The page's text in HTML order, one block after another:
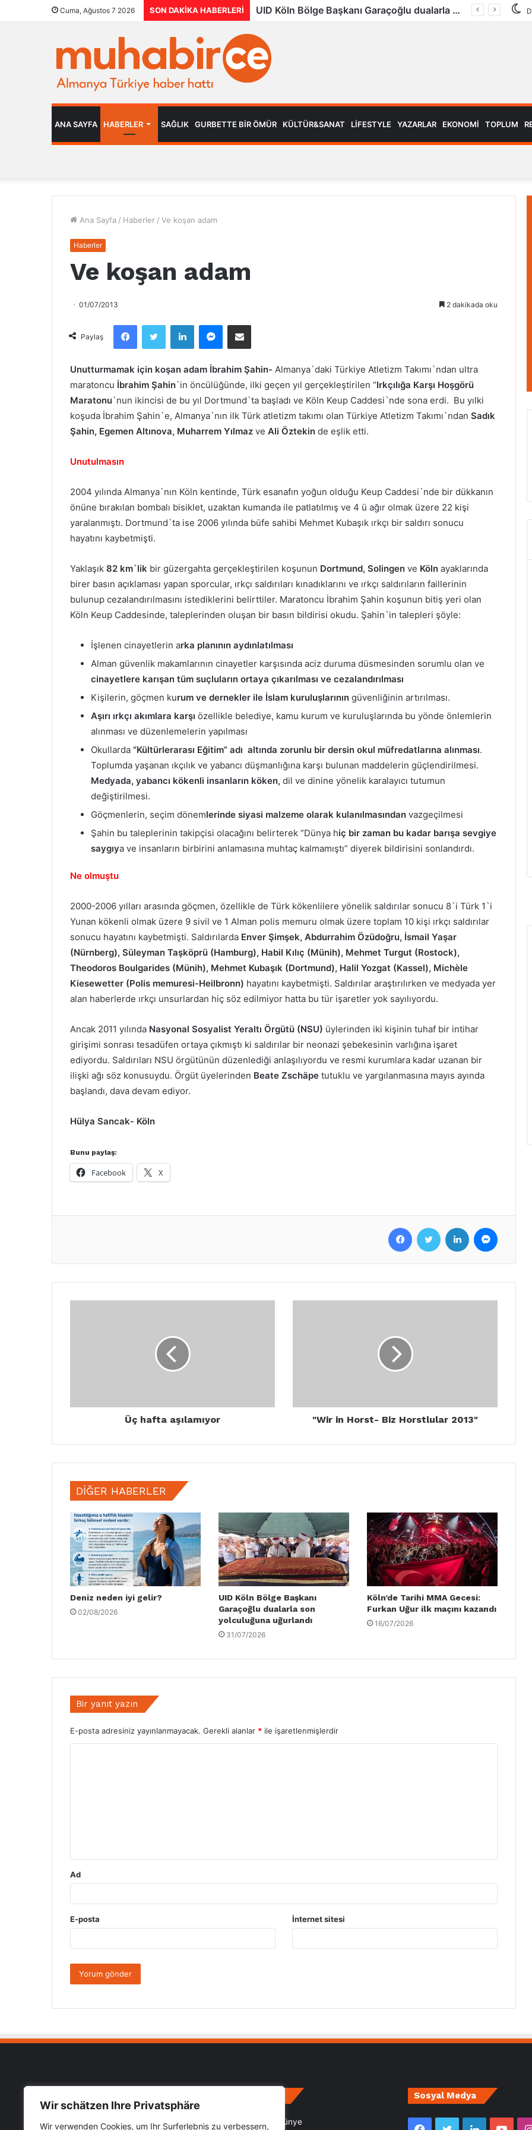
Wir schätzen Ihre Privatsphäre
Wir verwenden Cookies, um Ihr Surferlebnis zu verbessern,
Cuma, Ağustos 7 2026 SON DAKIKA HABERLERI UID Köln Bölge Başkanı Garaçoğlu dualarla son yolculuğuna uğurlandı
ANA SAYFA HABERLER SAĞLIK GURBETTE BIR ÖMÜR KÜLTÜR&SANAT LIFESTYLE YAZARLAR EKONOMI TOPLUM
Ana Sayfa / Haberler / Ve koşan adam
Haberler
Ve koşan adam
01/07/2013 2 dakikada oku
Paylaş
Unutturmamak için koşan adam İbrahim Şahin- Almanya`daki Türkiye Atletizm Takımı`ndan ultra
maratoncu İbrahim Şahin`in öncülüğünde, ilki geçen yıl gerçekleştirilen “Irkçılığa Karşı Hoşgörü
Maratonu`nun ikincisi de bu yıl Dortmund`ta başladı ve Köln Keup Caddesi`nde sona erdi. Bu yılki
koşuda İbrahim Şahin`e, Almanya`nın ilk Türk atletizm takımı olan Türkiye Atletizm Takımı`ndan Sadık
Şahin, Egemen Altınova, Muharrem Yılmaz ve Ali Öztekin de eşlik etti.
Unutulmasın
2004 yılında Almanya`nın Köln kentinde, Türk esanafın yoğun olduğu Keup Caddesi`nde bir dükkanın
önüne bırakılan bombalı bisiklet, uzaktan kumanda ile patlatılmış ve 4 ü ağır olmak üzere 22 kişi
yaralanmıştı. Dortmund`ta ise 2006 yılında büfe sahibi Mehmet Kubaşık ırkçı bir saldırı sonucu
hayatını kaybetmişti.
Yaklaşık 82 km`lik bir güzergahta gerçekleştirilen koşunun Dortmund, Solingen ve Köln ayaklarında
birer basın açıklaması yapan sporcular, ırkçı saldırıları kınadıklarını ve ırkçı saldırıların faillerinin
bulunup cezalandırılmasını istediklerini belirttiler. Maratoncu İbrahim Şahin koşunun bitiş yeri olan
Köln Keup Caddesinde, taleplerinden oluşan bir basın bildirisi okudu. Şahin`in talepleri şöyle:
İşlenen cinayetlerin arka planının aydınlatılması
Alman güvenlik makamlarının cinayetler karşısında aciz duruma düsmesinden sorumlu olan ve
cinayetlere karışan tüm suçluların ortaya çıkarılması ve cezalandırılması
Kişilerin, göçmen kurum ve dernekler ile İslam kuruluşlarının güvenliğinin artırılması.
Aşırı ırkçı akımlara karşı özellikle belediye, kamu kurum ve kuruluşlarında bu yönde önlemlerin
alınması ve düzenlemelerin yapılması
Okullarda “Kültürlerarası Eğitim” adı altında zorunlu bir dersin okul müfredatlarına alınması.
Toplumda yaşanan ıkçılık ve yabancı düşmanlığına karşı bulunan maddelerin güçlendirilmesi.
Medyada, yabancı kökenli insanların köken, dil ve dinine yönelik karalayıcı tutumun
değiştirilmesi.
Göçmenlerin, seçim dönemlerinde siyasi malzeme olarak kulanılmasından vazgeçilmesi
Şahin bu taleplerinin takipçisi olacağını belirterek “Dünya hiç bir zaman bu kadar barışa sevgiye
saygıya ve insanların birbirini anlamasına muhtaç kalmamıştı” diyerek bildirisini sonlandırdı.
Ne olmuştu
2000-2006 yılları arasında göçmen, özellikle de Türk kökenlilere yönelik saldırılar sonucu 8`i Türk 1`i
Yunan kökenli olmak üzere 9 sivil ve 1 Alman polis memuru olmak üzere toplam 10 kişi ırkçı saldırılar
sonucu hayatını kaybetmişti. Saldırılarda Enver Şimşek, Abdurrahim Özüdoğru, İsmail Yaşar
(Nürnberg), Süleyman Taşköprü (Hamburg), Habil Kılıç (Münih), Mehmet Turgut (Rostock),
Theodoros Boulgarides (Münih), Mehmet Kubaşık (Dortmund), Halil Yozgat (Kassel), Michèle
Kiesewetter (Polis memuresi-Heilbronn) hayatını kaybetmişti. Saldırılar araştırılırken ve medyada yer
alan haberlerde ırkçı unsurlardan hiç söz edilmiyor hatta bu tür işaretler yok sayılıyordu.
Ancak 2011 yılında Nasyonal Sosyalist Yeraltı Örgütü (NSU) üylerinden iki kişinin tuhaf bir intihar
girişimi sonrası tesadüfen ortaya çıkmıştı ki saldırılar bir neonazi şebekesinin varlığına işaret
ediyordu. Saldırıları NSU örgütünün düzenlediği anlaşılıyordu ve resmi kurumlara kadar uzanan bir
ilişki ağı söz konusuydu. Örgüt üyelerinden Beate Zschäpe tutuklu ve yargılanmasına mayıs ayında
başlandı, dava devam ediyor.
Hülya Sancak- Köln
Bunu paylaş:
Facebook X
Üç hafta aşılamıyor "Wir in Horst- Biz Horstlular 2013"
DIĞER HABERLER
Deniz neden iyi gelir?
02/08/2026
UID Köln Bölge Başkanı
Garaçoğlu dualarla son
yolculuğuna uğurlandı
31/07/2026
Köln’de Tarihi MMA Gecesi:
Furkan Uğur ilk maçını kazandı
16/07/2026
Bir yanıt yazın
E-posta adresiniz yayınlanmayacak. Gerekli alanlar * ile işaretlenmişlerdir
Ad
E-posta İnternet sitesi
Almanya Türkiye güncel haberlerini
Impressum- Künye
Sosyal Medya